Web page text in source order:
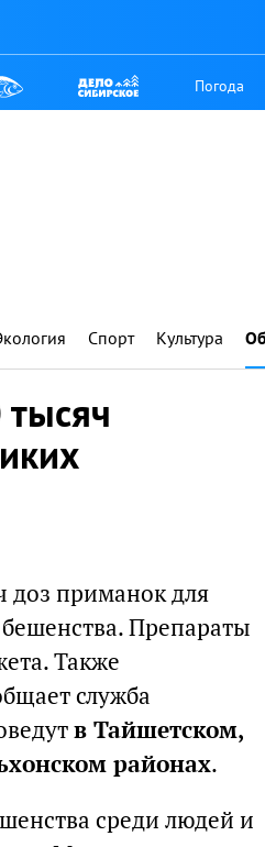
Погода
Спорт Культура
тысяч
доз приманок для
Препараты
Также
служба
в Тайшетском,
районах.
среди людей и